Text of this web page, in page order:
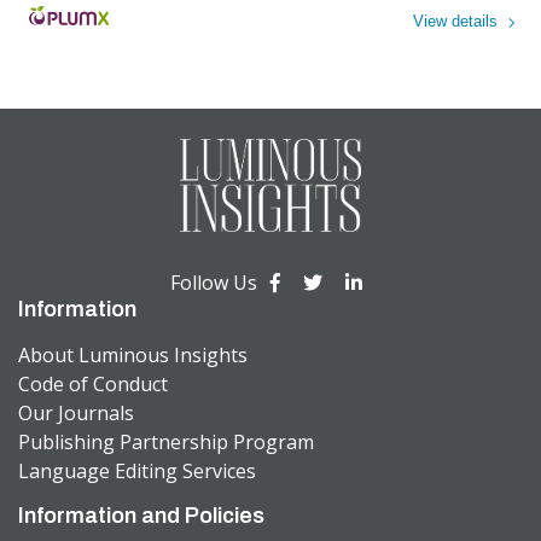
View details
Follow Us
Information
About Luminous Insights
Code of Conduct
Our Journals
Publishing Partnership Program
Language Editing Services
Information and Policies